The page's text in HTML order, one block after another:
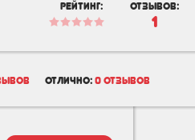
рейтинг: отзывов:
1
отлично: 0 отзывов